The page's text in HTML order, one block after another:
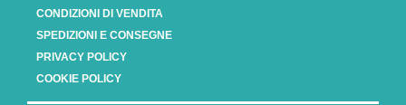
CONDIZIONI DI VENDITA
SPEDIZIONI E CONSEGNE
PRIVACY POLICY
COOKIE POLICY